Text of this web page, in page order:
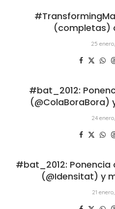
(completas)
25
#bat_2012:
(@ColaBoraBora)
24
#bat_2012: Ponencia
(@Idensitat) y
21